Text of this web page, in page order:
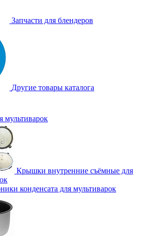
Запчасти для блендеров
Другие товары каталога
мультиварок
Крышки внутренние съёмные для
конденсата для мультиварок